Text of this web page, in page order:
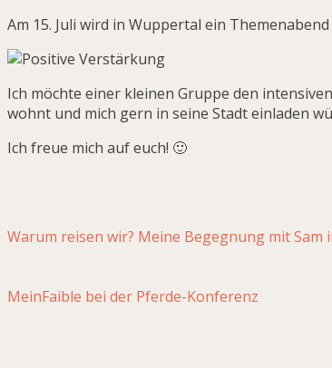
Am 15. Juli wird in Wuppertal ein
Ich möchte einer kleinen Gruppe den
wohnt und mich gern in seine Stadt einladen
Ich freue mich auf euch! 🙂
Warum reisen wir? Meine Begegnung mit Sam
MeinFaible bei der Pferde-Konferenz